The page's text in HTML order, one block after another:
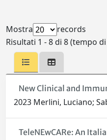
Mostra
records
Risultati 1 - 8 di 8 (tempo
New Clinical and
2023 Merlini, Luciano;
TeleNEwCARe: An